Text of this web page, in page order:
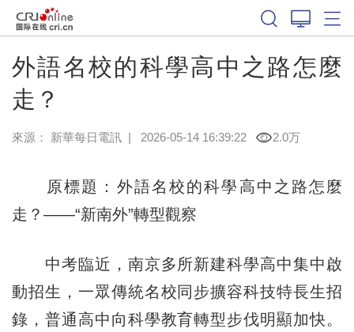
外語名校的科學高中之路怎麼
走？
來源： 新華每日電訊| 2026-05-14 16:39:22 2.0万
原標題：外語名校的科學高中之路怎麼
走？——“新南外”轉型觀察
中考臨近，南京多所新建科學高中集中啟
動招生，一眾傳統名校同步擴容科技特長生招
錄，普通高中向科學教育轉型步伐明顯加快。